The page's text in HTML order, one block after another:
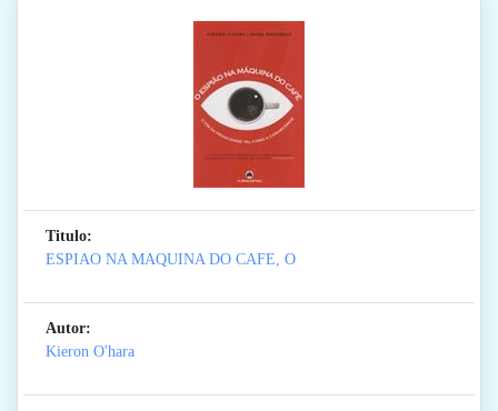
Titulo:
ESPIAO NA MAQUINA DO CAFE, O
Autor:
Kieron O'hara